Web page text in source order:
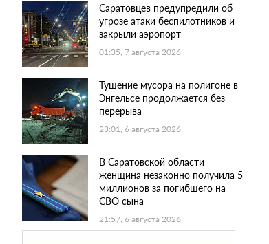
Саратовцев предупредили об
угрозе атаки беспилотников и
закрыли аэропорт
01:35, 7 августа 2026
Тушение мусора на полигоне в
Энгельсе продолжается без
перерыва
23:01, 6 августа 2026
В Саратовской области
женщина незаконно получила 5
миллионов за погибшего на
СВО сына
21:57, 6 августа 2026